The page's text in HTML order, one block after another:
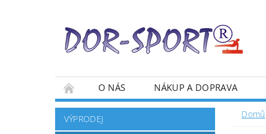
O NÁS NÁKUP A DOPRAVA
VÝPRODEJ Domů